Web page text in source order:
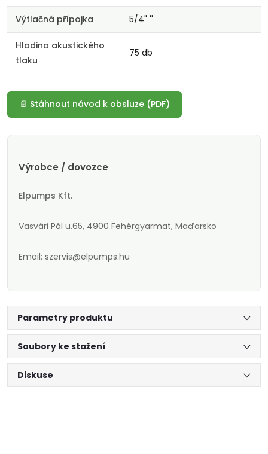
Výtlačná přípojka 5/4" ''
Hladina akustického
tlaku
75 db
📄 Stáhnout návod k obsluze (PDF)
Výrobce / dovozce
Elpumps Kft.
Vasvári Pál u.65, 4900 Fehérgyarmat, Maďarsko
Email: szervis@elpumps.hu
Parametry produktu
Soubory ke stažení
Diskuse